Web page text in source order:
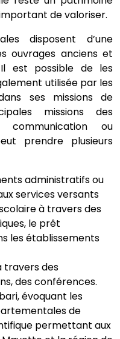
de valoriser.
disposent d’une
ouvrages anciens et
est possible de les
utilisée par les
ses missions de
missions des
communication ou
prendre plusieurs
administratifs ou
services versants
à travers des
le prêt
les établissements
travers des
des conférences.
évoquant les
de
permettant aux